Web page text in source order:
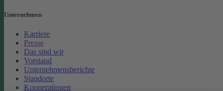
Unternehmen
Karriere
Presse
Das sind wir
Vorstand
Unternehmensberichte
Standorte
Kooperationen